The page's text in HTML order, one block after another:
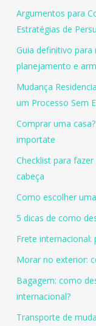
Argumentos para
Estratégias de
Guia definitivo para
planejamento e
Mudança
um Processo Sem
Comprar uma
importate
Checklist para
cabeça
Como escolher
5 dicas de como
Frete internacional:
Morar no exterior:
Bagagem: como
internacional?
Transporte de